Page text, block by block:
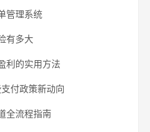
管理系统
有多大
利的实用方法
付政策新动向
全流程指南